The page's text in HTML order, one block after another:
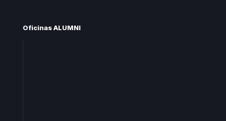
Oficinas ALUMNI